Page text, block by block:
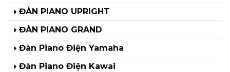
ĐÀN PIANO UPRIGHT
ĐÀN PIANO GRAND
Đàn Piano Điện Yamaha
Đàn Piano Điện Kawai